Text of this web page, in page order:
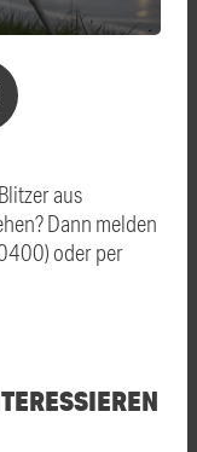
aus
Dann melden
oder per